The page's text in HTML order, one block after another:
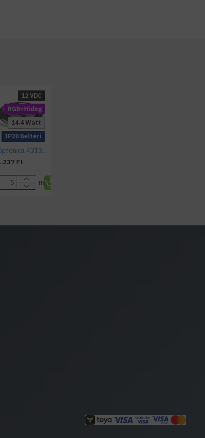
RGB+Hideg
IP20 Beltéri
12 VDC
14.4 Watt
Optonica 4313 RGB+W színes és hideg fehér LED Szalag 12V 14,4W 1000lm
Ft
m